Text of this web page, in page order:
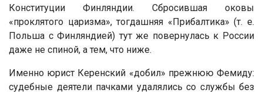
Конституции Финляндии. Сбросившая оковы
«проклятого царизма», тогдашняя «Прибалтика» (т. е.
Польша с Финляндией) тут же повернулась к России
даже не спиной, а тем, что ниже.
Именно юрист Керенский «добил» прежнюю Фемиду:
судебные деятели пачками удалялись со службы без